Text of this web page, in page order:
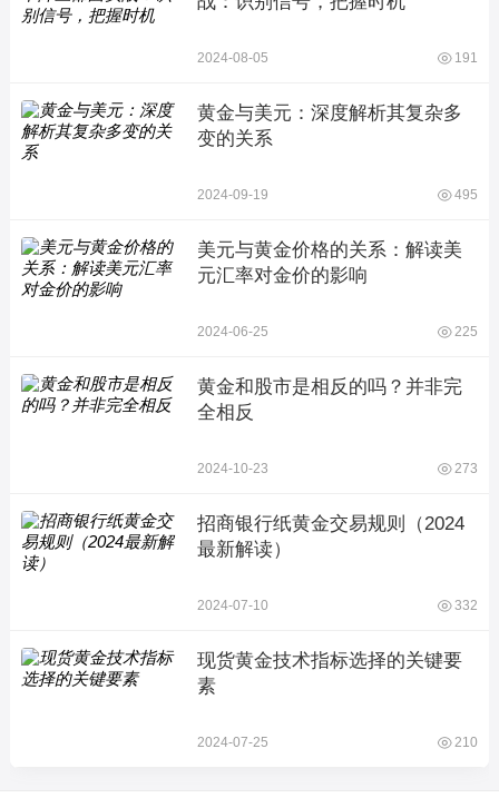
2024-08-05 191
黄金与美元：深度解析其复杂多
变的关系
2024-09-19 495
美元与黄金价格的关系：解读美
元汇率对金价的影响
2024-06-25 225
黄金和股市是相反的吗？并非完
全相反
2024-10-23 273
招商银行纸黄金交易规则（2024
最新解读）
2024-07-10 332
现货黄金技术指标选择的关键要
素
2024-07-25 210